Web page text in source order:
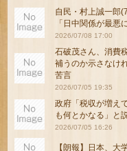
自民・村上誠一郎
「日中関係が最悪
2026/07/08 17:00
石破茂さん、消費
補うのか示さなけ
苦言
2026/07/05 19:35
政府「税収が増え
も何とかなる」と
2026/07/05 16:26
【朗報】日本、